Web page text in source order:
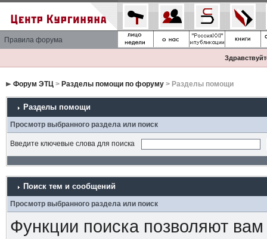
Правила форума
Форум ЭТЦ> Разделы помощи по форуму> Разделы помощи
Разделы помощи
Просмотр выбранного раздела или поиск
Введите ключевые слова для поиска
Поиск тем и сообщений
Просмотр выбранного раздела или поиск
Функции поиска позволяют